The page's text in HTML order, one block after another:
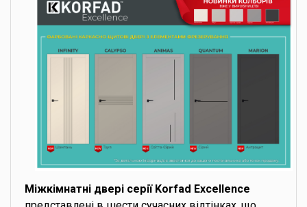
Міжкімнатні двері серії Korfad Excellence